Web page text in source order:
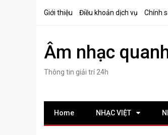
Giới thiệu Điều khoản dịch vụ Chính
Âm nhạc
Thông tin giải trí 24h
Home NHẠC VIỆT